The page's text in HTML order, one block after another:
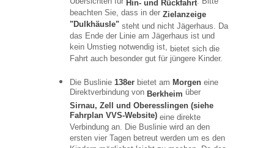
Hin- und Rückfahrt
beachten Sie, dass in der Zielanzeige
"Dulkhäusle" steht und nicht Jägerhaus. Da
das Ende der Linie am Jägerhaus ist und
kein Umstieg notwendig ist, bietet sich die
Fahrt auch besonder gut für jüngere Kinder.
Die Buslinie 138er bietet am Morgen eine
Direktverbindung von Berkheim über
Sirnau, Zell und Oberesslingen (siehe
Fahrplan VVS-Website) eine direkte
Verbindung an. Die Buslinie wird an den
ersten vier Tagen betreut werden um es den